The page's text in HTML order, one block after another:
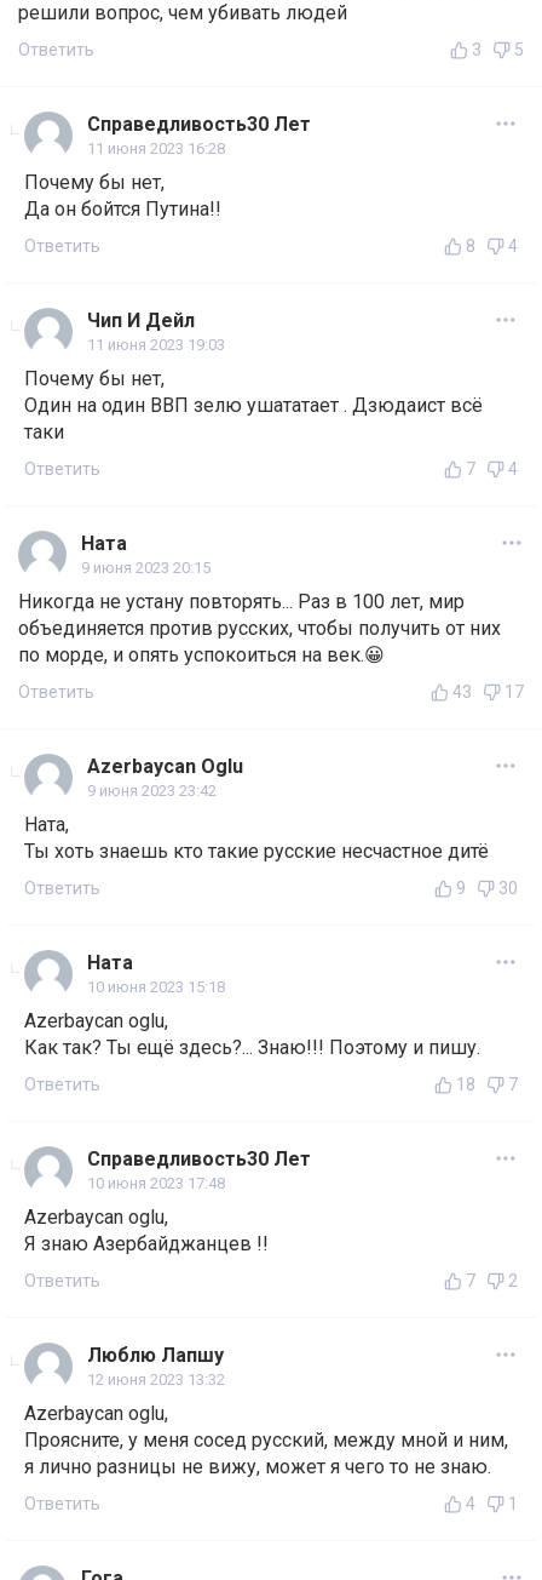
решили вопрос, чем убивать людей
Ответить 3 5
Справедливость30 Лет
11 июня 2023 16:28
Почему бы нет,
Да он бойтся Путина!!
Ответить 8 4
Чип И Дейл
11 июня 2023 19:03
Почему бы нет,
Один на один ВВП зелю ушататает . Дзюдаист всё
таки
Ответить 7 4
Ната
9 июня 2023 20:15
Никогда не устану повторять... Раз в 100 лет, мир
объединяется против русских, чтобы получить от них
по морде, и опять успокоиться на век.😀
Ответить 43 17
Azerbaycan Oglu
9 июня 2023 23:42
Ната,
Ты хоть знаешь кто такие русские несчастное дитё
Ответить 9 30
Ната
10 июня 2023 15:18
Azerbaycan oglu,
Как так? Ты ещё здесь?... Знаю!!! Поэтому и пишу.
Ответить 18 7
Справедливость30 Лет
10 июня 2023 17:48
Azerbaycan oglu,
Я знаю Азербайджанцев !!
Ответить 7 2
Люблю Лапшу
12 июня 2023 13:32
Azerbaycan oglu,
Проясните, у меня сосед русский, между мной и ним,
я лично разницы не вижу, может я чего то не знаю.
Ответить 4 1